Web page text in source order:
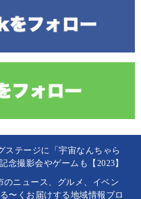
ステージに「宇宙なんちゃら
念撮影会やゲームも【2023】
ニュース、グルメ、イベン
〜くお届けする地域情報ブロ